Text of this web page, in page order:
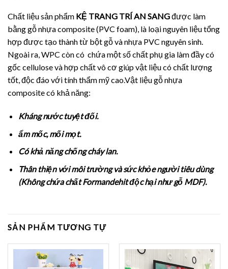
Chất liệu sản phẩm KỆ TRANG TRÍ AN SANGđược làm
bằng gỗ nhựa composite (PVC foam), là loại nguyên liệu tổng
hợp được tạo thành từ bột gỗ và nhựa PVC nguyên sinh.
Ngoài ra, WPC còn có chứa một số chất phụ gia làm đầy có
gốc cellulose và hợp chất vô cơ giúp vật liệu có chất lượng
tốt, độc đáo với tính thẩm mỹ cao.Vật liệu gỗ nhựa
composite có khả năng:
Kháng nước tuyệt đối.
ẩm mốc, mối mọt.
Có khả năng chống cháy lan.
Thân thiện với môi trường và sức khỏe người tiêu dùng
(Không chứa chất Formandehit độc hại như gỗ MDF).
SẢN PHẨM TƯƠNG TỰ